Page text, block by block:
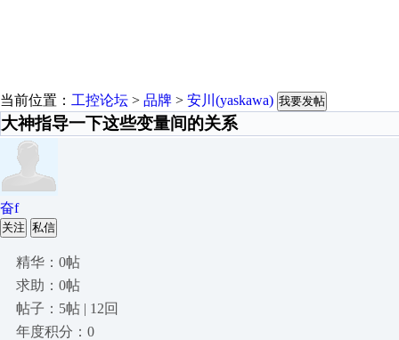
当前位置： 工控论坛 > 品牌 > 安川(yaskawa) 我要发帖
大神指导一下这些变量间的关系
奋f
关注 私信
精华：0帖
求助：0帖
帖子：5帖 | 12回
年度积分：0